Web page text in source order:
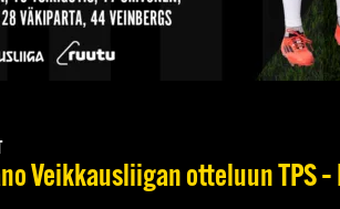
Veikkausliigan otteluun TPS